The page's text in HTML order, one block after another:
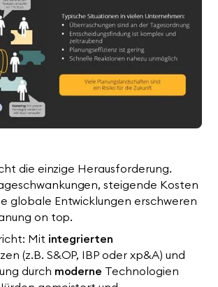
die einzige Herausforderung.
steigende Kosten
globale Entwicklungen erschweren
on top.
Mit integrierten
(z.B. S&OP, IBP oder xp&A) und
durch moderne Technologien